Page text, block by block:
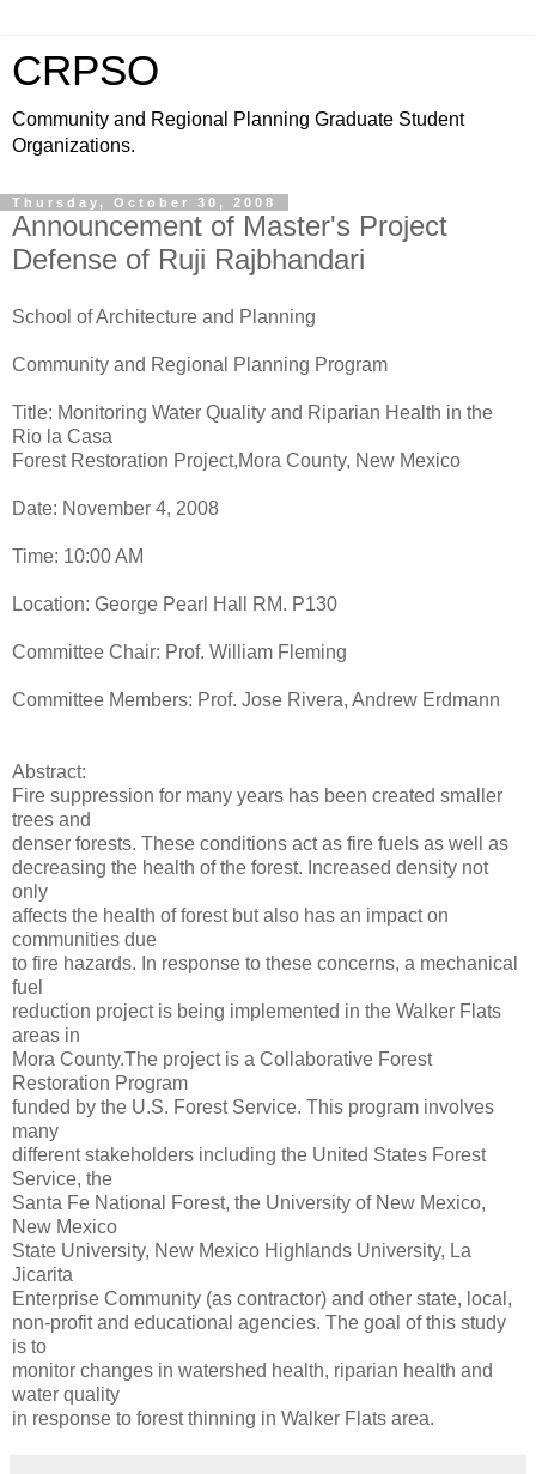
CRPSO
Community and Regional Planning Graduate Student
Organizations.
Thursday, October 30, 2008
Announcement of Master's Project
Defense of Ruji Rajbhandari
School of Architecture and Planning
Community and Regional Planning Program
Title: Monitoring Water Quality and Riparian Health in the
Rio la Casa
Forest Restoration Project,Mora County, New Mexico
Date: November 4, 2008
Time: 10:00 AM
Location: George Pearl Hall RM. P130
Committee Chair: Prof. William Fleming
Committee Members: Prof. Jose Rivera, Andrew Erdmann
Abstract:
Fire suppression for many years has been created smaller
trees and
denser forests. These conditions act as fire fuels as well as
decreasing the health of the forest. Increased density not
only
affects the health of forest but also has an impact on
communities due
to fire hazards. In response to these concerns, a mechanical
fuel
reduction project is being implemented in the Walker Flats
areas in
Mora County.The project is a Collaborative Forest
Restoration Program
funded by the U.S. Forest Service. This program involves
many
different stakeholders including the United States Forest
Service, the
Santa Fe National Forest, the University of New Mexico,
New Mexico
State University, New Mexico Highlands University, La
Jicarita
Enterprise Community (as contractor) and other state, local,
non-profit and educational agencies. The goal of this study
is to
monitor changes in watershed health, riparian health and
water quality
in response to forest thinning in Walker Flats area.